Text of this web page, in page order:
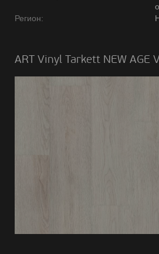
Регион:
ART Vinyl Tarkett NEW AGE